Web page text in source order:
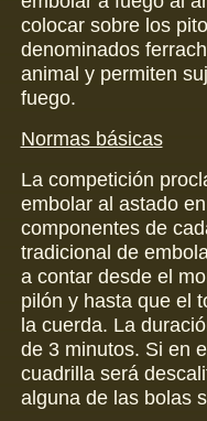
colocar sobre los
denominados
animal y permiten
fuego.
Normas básicas
La competición
embolar al astado
componentes de
tradicional de
a contar desde el
pilón y hasta que el
la cuerda. La
de 3 minutos. Si en
cuadrilla será
alguna de las bolas